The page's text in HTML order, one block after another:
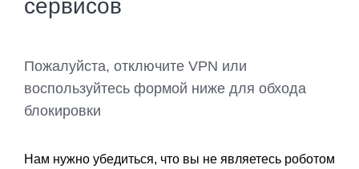
сервисов
Пожалуйста, отключите VPN или
воспользуйтесь формой ниже для обхода
блокировки
Нам нужно убедиться, что вы не являетесь роботом